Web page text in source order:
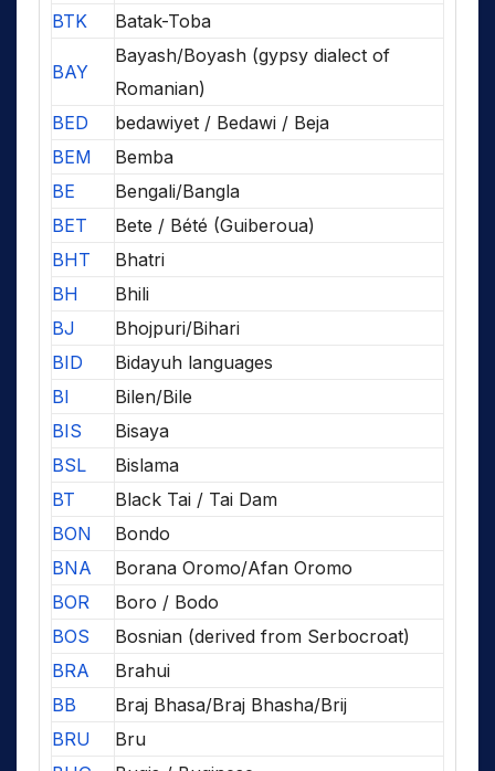
BTK
Batak-Toba
BAY
Bayash/Boyash (gypsy dialect of
Romanian)
BED
bedawiyet / Bedawi / Beja
BEM
Bemba
BE
Bengali/Bangla
BET
Bete / Bété (Guiberoua)
BHT
Bhatri
BH
Bhili
BJ
Bhojpuri/Bihari
BID
Bidayuh languages
BI
Bilen/Bile
BIS
Bisaya
BSL
Bislama
BT
Black Tai / Tai Dam
BON
Bondo
BNA
Borana Oromo/Afan Oromo
BOR
Boro / Bodo
BOS
Bosnian (derived from Serbocroat)
BRA
Brahui
BB
Braj Bhasa/Braj Bhasha/Brij
BRU
Bru